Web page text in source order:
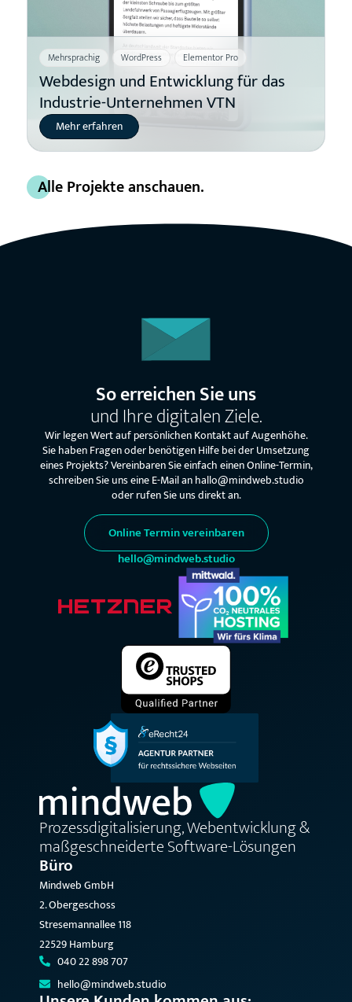
Mehrsprachig WordPress Elementor Pro
Webdesign und Entwicklung für das
Industrie-Unternehmen VTN
Mehr erfahren
Alle Projekte anschauen.
So erreichen Sie uns
und Ihre digitalen Ziele.
Wir legen Wert auf persönlichen Kontakt auf Augenhöhe.
Sie haben Fragen oder benötigen Hilfe bei der Umsetzung
eines Projekts? Vereinbaren Sie einfach einen Online-Termin,
schreiben Sie uns eine E-Mail an hallo@mindweb.studio
oder rufen Sie uns direkt an.
Online Termin vereinbaren
hello@mindweb.studio
Prozessdigitalisierung, Webentwicklung &
maßgeschneiderte Software-Lösungen
Büro
Mindweb GmbH
2. Obergeschoss
Stresemannallee 118
22529 Hamburg
040 22 898 707
hello@mindweb.studio